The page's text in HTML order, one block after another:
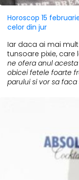
Horoscop 15
celor din jur
Iar daca ai mai
tunsoare pixie,
ne ofera anul
obicei fetele foarte
parului si vor sa